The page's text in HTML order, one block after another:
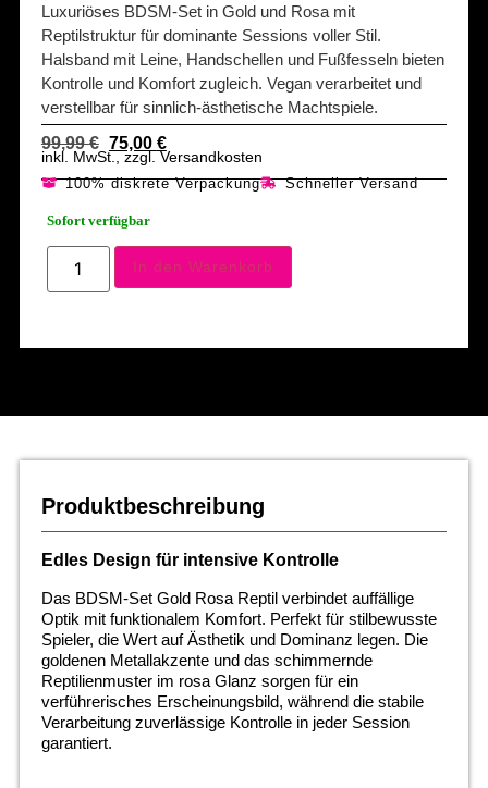
Luxuriöses BDSM-Set in Gold und Rosa mit
Reptilstruktur für dominante Sessions voller Stil.
Halsband mit Leine, Handschellen und Fußfesseln bieten
Kontrolle und Komfort zugleich. Vegan verarbeitet und
verstellbar für sinnlich-ästhetische Machtspiele.
99,99€ 75,00 €
inkl. MwSt., zzgl. Versandkosten
100% diskrete Verpackung Schneller Versand
Sofort verfügbar
In den Warenkorb
Produktbeschreibung
Edles Design für intensive Kontrolle
Das BDSM-Set Gold Rosa Reptil verbindet auffällige
Optik mit funktionalem Komfort. Perfekt für stilbewusste
Spieler, die Wert auf Ästhetik und Dominanz legen. Die
goldenen Metallakzente und das schimmernde
Reptilienmuster im rosa Glanz sorgen für ein
verführerisches Erscheinungsbild, während die stabile
Verarbeitung zuverlässige Kontrolle in jeder Session
garantiert.